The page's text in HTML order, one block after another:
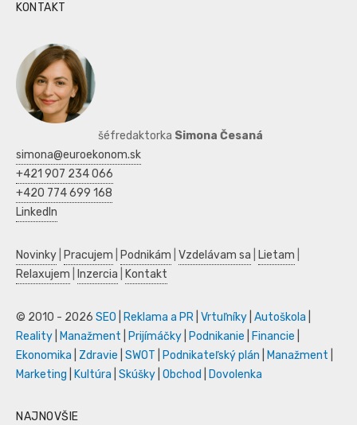
KONTAKT
šéfredaktorka Simona Česaná
simona@euroekonom.sk
+421 907 234 066
+420 774 699 168
LinkedIn
Novinky Pracujem Podnikám Vzdelávam sa Lietam
Relaxujem
Inzercia Kontakt
© 2010 - 2026 SEO Reklama a PR Vrtuľníky Autoškola
Reality
Manažment Prijímáčky Podnikanie Financie
Ekonomika
Zdravie SWOT Podnikateľský plán Manažment
Marketing
Kultúra Skúšky Obchod Dovolenka
NAJNOVŠIE